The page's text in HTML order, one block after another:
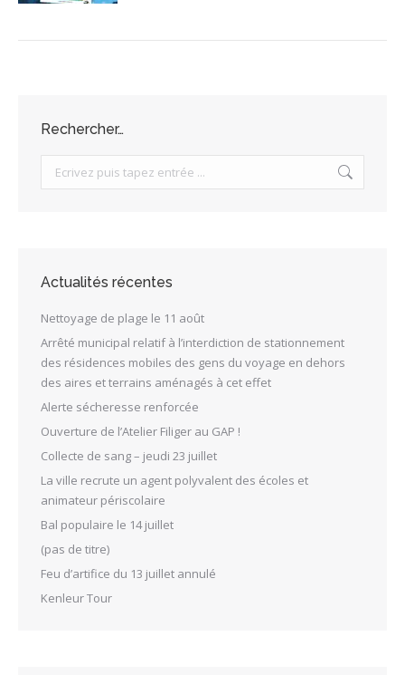
Rechercher…
Search:
Actualités récentes
Nettoyage de plage le 11 août
Arrêté municipal relatif à l’interdiction de stationnement
des résidences mobiles des gens du voyage en dehors
des aires et terrains aménagés à cet effet
Alerte sécheresse renforcée
Ouverture de l’Atelier Filiger au GAP !
Collecte de sang – jeudi 23 juillet
La ville recrute un agent polyvalent des écoles et
animateur périscolaire
Bal populaire le 14 juillet
(pas de titre)
Feu d’artifice du 13 juillet annulé
Kenleur Tour